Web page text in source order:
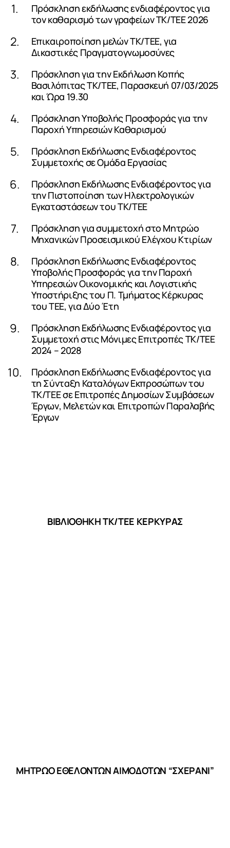
Πρόσκληση εκδήλωσης ενδιαφέροντος για
τον καθαρισμό των γραφείων ΤΚ/ΤΕΕ 2026
Επικαιροποίηση μελών ΤΚ/ΤΕΕ, για
Δικαστικές Πραγματογνωμοσύνες
Πρόσκληση για την Εκδήλωση Κοπής
Βασιλόπιτας ΤΚ/ΤΕΕ, Παρασκευή 07/03/2025
και Ώρα 19.30
Πρόσκληση Υποβολής Προσφοράς για την
Παροχή Υπηρεσιών Καθαρισμού
Πρόσκληση Εκδήλωσης Ενδιαφέροντος
Συμμετοχής σε Ομάδα Εργασίας
Πρόσκληση Εκδήλωσης Ενδιαφέροντος για
την Πιστοποίηση των Ηλεκτρολογικών
Εγκαταστάσεων του ΤΚ/ΤΕΕ
Πρόσκληση για συμμετοχή στο Μητρώο
Μηχανικών Προσεισμικού Ελέγχου Κτιρίων
Πρόσκληση Εκδήλωσης Ενδιαφέροντος
Υποβολής Προσφοράς για την Παροχή
Υπηρεσιών Οικονομικής και Λογιστικής
Υποστήριξης του Π. Τμήματος Κέρκυρας
του ΤΕΕ, για Δύο Έτη
Πρόσκληση Εκδήλωσης Ενδιαφέροντος για
Συμμετοχή στις Μόνιμες Επιτροπές ΤΚ/ΤΕΕ
2024 – 2028
Πρόσκληση Εκδήλωσης Ενδιαφέροντος για
τη Σύνταξη Καταλόγων Εκπροσώπων του
ΤΚ/ΤΕΕ σε Επιτροπές Δημοσίων Συμβάσεων
Έργων, Μελετών και Επιτροπών Παραλαβής
Έργων
ΒΙΒΛΙΟΘΗΚΗ ΤΚ/ΤΕΕ ΚΕΡΚΥΡΑΣ
ΜΗΤΡΩΟ ΕΘΕΛΟΝΤΩΝ ΑΙΜΟΔΟΤΩΝ “ΣΧΕΡΑΝΙ”